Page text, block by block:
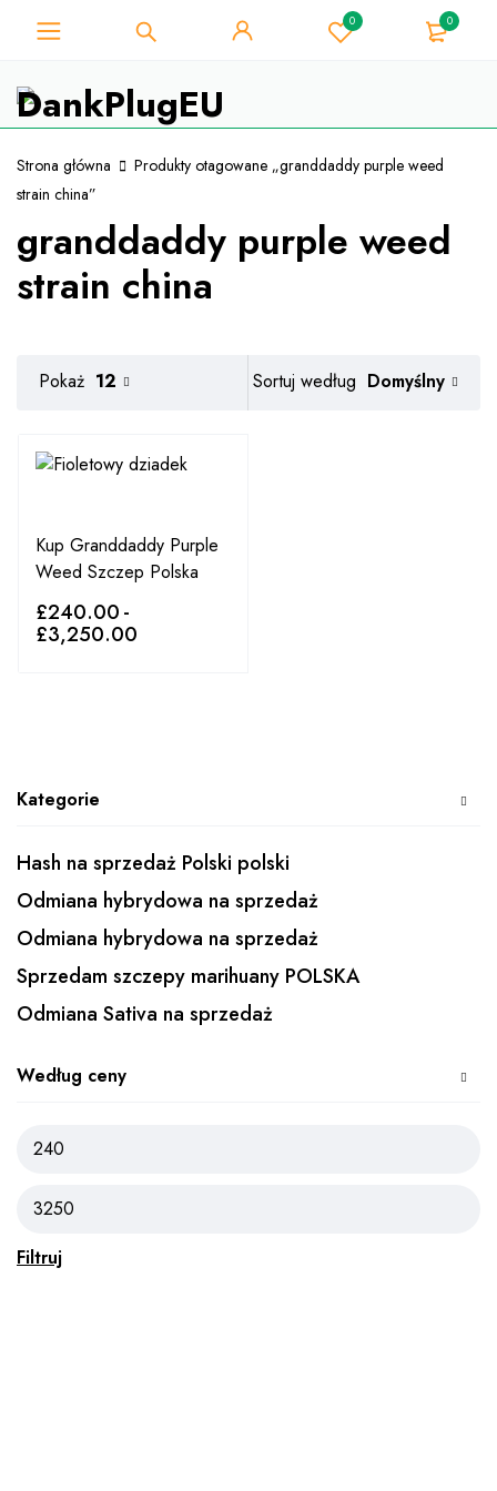
0 0
Strona główna
Produkty otagowane „granddaddy purple weed
strain china”
granddaddy purple weed
strain china
Kategorie
Hash na sprzedaż Polski polski
Odmiana hybrydowa na sprzedaż
Odmiana hybrydowa na sprzedaż
Sprzedam szczepy marihuany POLSKA
Odmiana Sativa na sprzedaż
Według ceny
Filtruj
Sortuj według Domyślny
Pokaż 12
Kup Granddaddy Purple
Weed Szczep Polska
£240.00-
£3,250.00
Dla miłośnika chwastów - Uzyskaj
natychmiastowy rabat 10% przy
"WELCOME10"